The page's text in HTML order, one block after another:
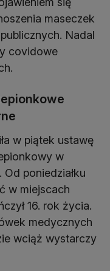
maseczek
Nadal
covidowe
w piątek ustawę
w
poniedziałku
w miejscach
16. rok życia.
medycznych
wciąż wystarczy